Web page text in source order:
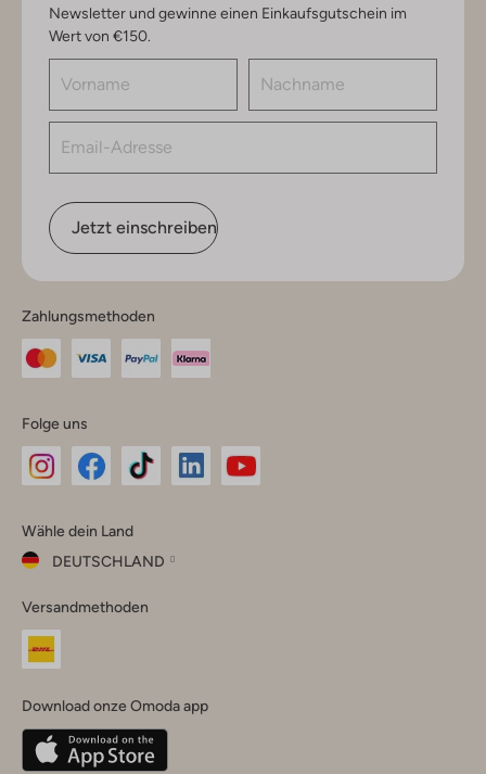
Newsletter und gewinne einen Einkaufsgutschein im
Wert von €150.
Jetzt einschreiben
Zahlungsmethoden
Folge uns
Instagram
Facebook
TikTok
Wähle dein Land
DEUTSCHLAND
dein
Land
Belgique(Français)
Deutschland
Versandmethoden
Download onze Omoda app